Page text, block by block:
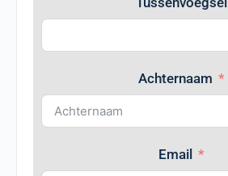
Achternaam
Email